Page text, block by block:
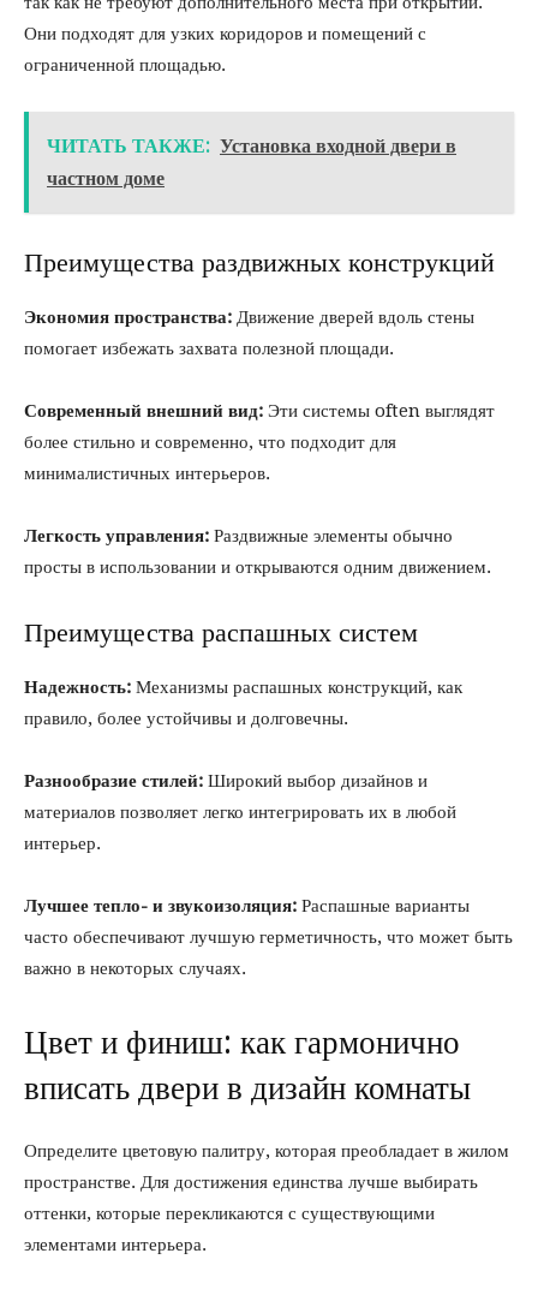
Они подходят для узких коридоров и помещений с
ограниченной площадью.
ЧИТАТЬ ТАКЖЕ: Установка входной двери в
частном доме
Преимущества раздвижных конструкций
Экономия пространства: Движение дверей вдоль стены
помогает избежать захвата полезной площади.
Современный внешний вид: Эти системы often выглядят
более стильно и современно, что подходит для
минималистичных интерьеров.
Легкость управления: Раздвижные элементы обычно
просты в использовании и открываются одним движением.
Преимущества распашных систем
Надежность: Механизмы распашных конструкций, как
правило, более устойчивы и долговечны.
Разнообразие стилей: Широкий выбор дизайнов и
материалов позволяет легко интегрировать их в любой
интерьер.
Лучшее тепло- и звукоизоляция: Распашные варианты
часто обеспечивают лучшую герметичность, что может быть
важно в некоторых случаях.
Цвет и финиш: как гармонично
вписать двери в дизайн комнаты
Определите цветовую палитру, которая преобладает в жилом
пространстве. Для достижения единства лучше выбирать
оттенки, которые перекликаются с существующими
элементами интерьера.